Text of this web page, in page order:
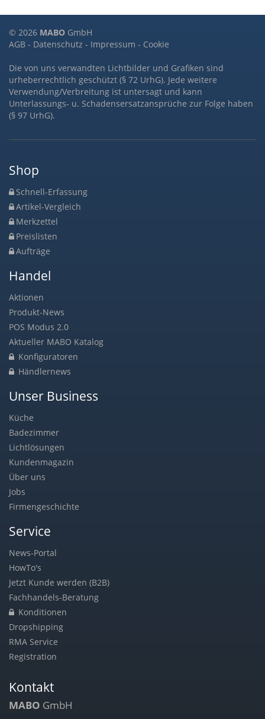
© 2026 MABO GmbH
AGB - Datenschutz - Impressum - Cookie
Die von uns verwandten Lichtbilder und Grafiken sind
urheberrechtlich geschützt (§ 72 UrhG). Jede weitere
Verwendung/Verbreitung ist untersagt und kann
Unterlassungs- u. Schadensersatzansprüche zur Folge haben
(§ 97 UrhG).
Shop
Schnell-Erfassung
Artikel-Vergleich
Merkzettel
Preislisten
Aufträge
Handel
Aktionen
Produkt-News
POS Modus 2.0
Aktueller MABO Katalog
Konfiguratoren
Händlernews
Unser Business
Küche
Badezimmer
Lichtlösungen
Kundenmagazin
Über uns
Jobs
Firmengeschichte
Service
News-Portal
HowTo's
Jetzt Kunde werden (B2B)
Fachhandels-Beratung
Konditionen
Dropshipping
RMA Service
Registration
Kontakt
MABO GmbH